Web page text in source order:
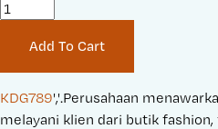
r
i
c
i
n
a
l
Add To Cart
KDG789','.Perusahaan
melayani klien dari butik